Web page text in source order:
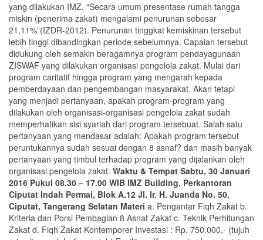
yang dilakukan IMZ, “Secara umum presentase rumah tangga
miskin (penerima zakat) mengalami penurunan sebesar
21,11%”(IZDR-2012). Penurunan tinggkat kemiskinan tersebut
lebih tinggi dibandingkan periode sebelumnya. Capaian tersebut
didukung oleh semakin beragamnya program pendayagunaan
ZISWAF yang dilakukan organisasi pengelola zakat. Mulai dari
program caritatif hingga program yang mengarah kepada
pemberdayaan dan pengembangan masyarakat. Akan tetapi
yang menjadi pertanyaan, apakah program-program yang
dilakukan oleh organisasi-organisasi pengelola zakat sudah
memperhatikan sisi syariah dari program tersebuat. Salah satu
pertanyaan yang mendasar adalah: Apakah program tersebut
peruntukannya sudah sesuai dengan 8 asnaf? dan masih banyak
pertanyaan yang timbul terhadap program yang dijalankan oleh
organisasi pengelola zakat. Waktu & Tempat Sabtu, 30 Januari
2016 Pukul 08.30 – 17.00 WIB IMZ Building, Perkantoran
Ciputat Indah Permai, Blok A.12 Jl. Ir. H. Juanda No. 50,
Ciputat, Tangerang Selatan Materi a. Pengantar Fiqh Zakat b.
Kriteria dan Porsi Pembagian 8 Asnaf Zakat c. Teknik Perhitungan
Zakat d. Fiqh Zakat Kontemporer Investasi : Rp. 750.000,- (tujuh